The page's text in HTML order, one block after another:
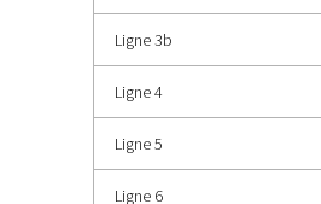
Ligne 3b
Ligne 4
Ligne 5
Ligne 6